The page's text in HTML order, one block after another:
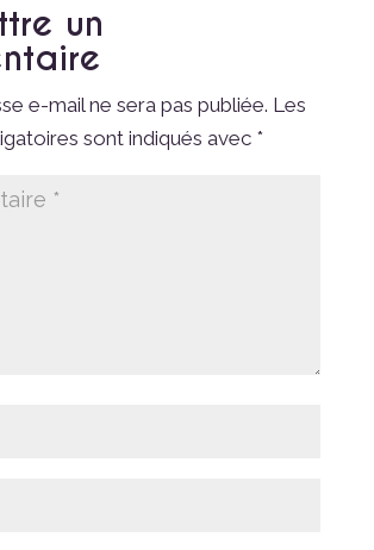
un
e-mail ne sera pas publiée. Les
sont indiqués avec *